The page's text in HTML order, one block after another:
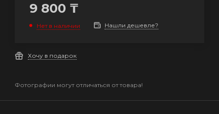
9 800 ₸
Нет в наличии Нашли дешевле?
Хочу в подарок
Фотографии могут отличаться от товара!